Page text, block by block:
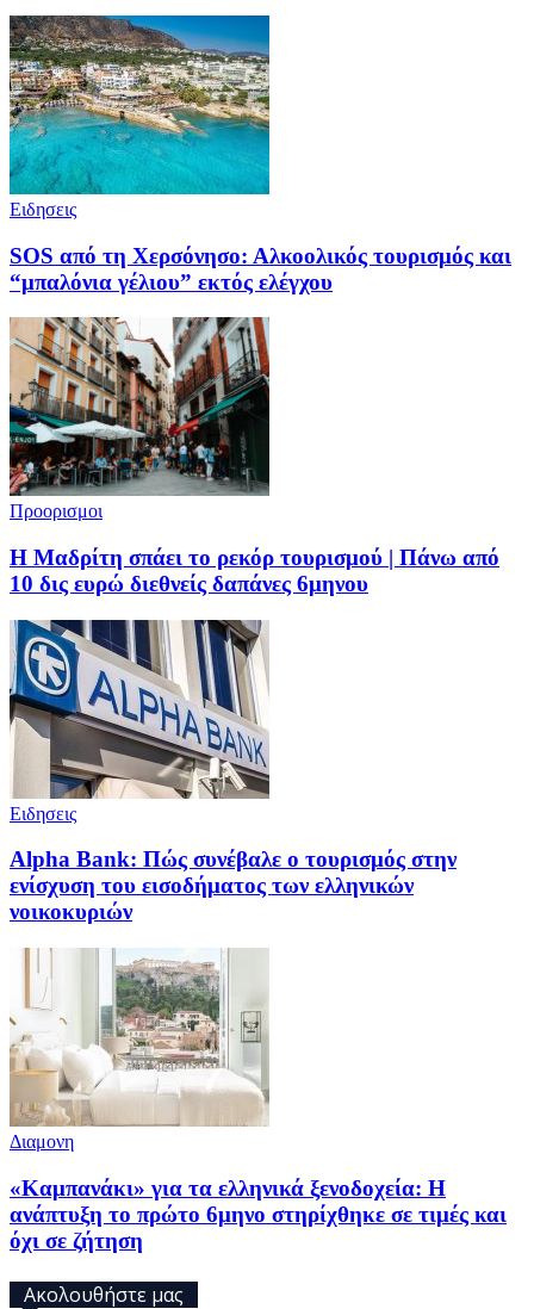
Ειδησεις
SOS από τη Χερσόνησο: Αλκοολικός τουρισμός και
“μπαλόνια γέλιου” εκτός ελέγχου
Προορισμοι
Η Μαδρίτη σπάει το ρεκόρ τουρισμού | Πάνω από
10 δις ευρώ διεθνείς δαπάνες 6μηνου
Ειδησεις
Alpha Bank: Πώς συνέβαλε ο τουρισμός στην
ενίσχυση του εισοδήματος των ελληνικών
νοικοκυριών
Διαμονη
«Καμπανάκι» για τα ελληνικά ξενοδοχεία: Η
ανάπτυξη το πρώτο 6μηνο στηρίχθηκε σε τιμές και
όχι σε ζήτηση
Ακολουθήστε μας